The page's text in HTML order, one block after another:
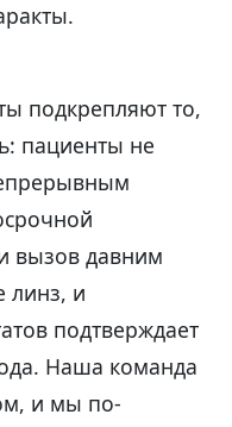
подкрепляют то,
пациенты не
вызов давним
линз, и
подтверждает
Наша команда
и мы по-